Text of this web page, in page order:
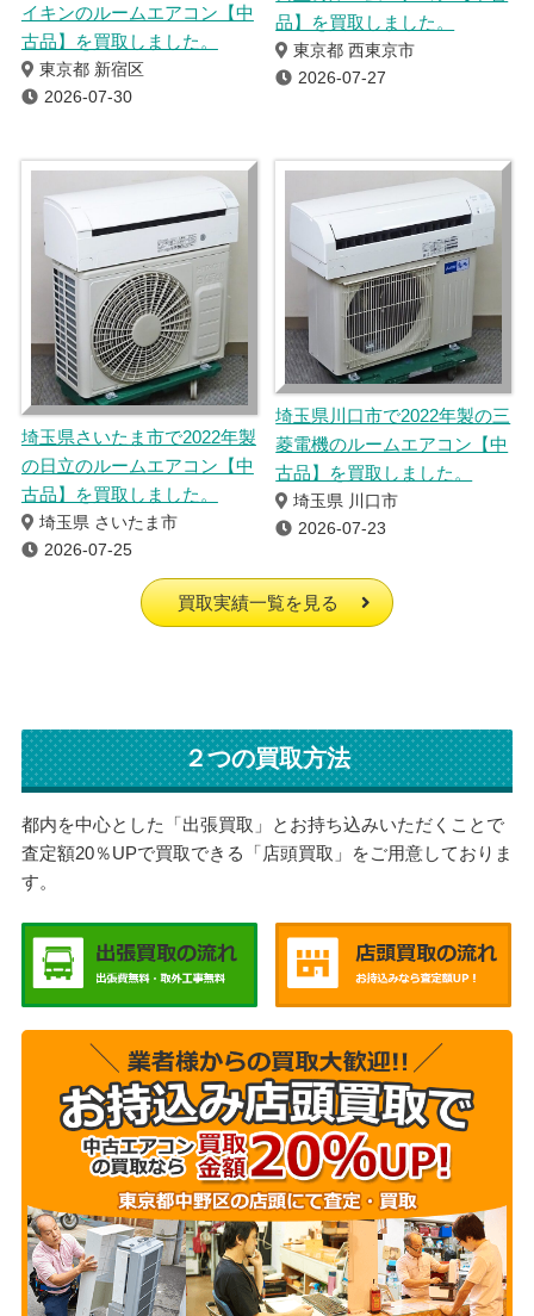
イキンのルームエアコン【中
古品】を買取しました。
東京都 新宿区
2026-07-30
品】を買取しました。
東京都 西東京市
2026-07-27
埼玉県さいたま市で2022年製
の日立のルームエアコン【中
古品】を買取しました。
埼玉県 さいたま市
2026-07-25
埼玉県川口市で2022年製の三
菱電機のルームエアコン【中
古品】を買取しました。
埼玉県 川口市
2026-07-23
買取実績一覧を見る
２つの買取方法
都内を中心とした「出張買取」とお持ち込みいただくことで
査定額20％UPで買取できる「店頭買取」をご用意しておりま
す。